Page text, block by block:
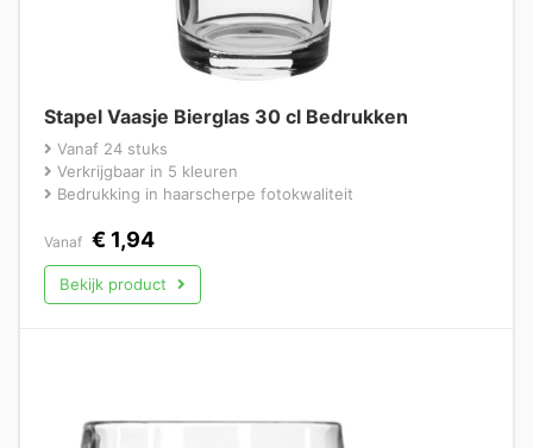
Stapel Vaasje Bierglas 30 cl Bedrukken
Vanaf 24 stuks
Verkrijgbaar in 5 kleuren
Bedrukking in haarscherpe fotokwaliteit
Vanaf € 1,94
Bekijk product